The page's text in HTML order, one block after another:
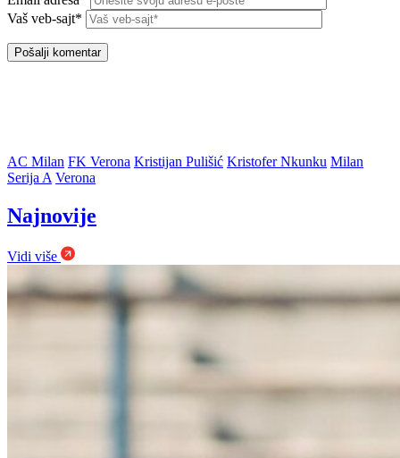
Vaš veb-sajt*
AC Milan FK Verona Kristijan Pulišić Kristofer Nkunku Milan
Serija A Verona
Najnovije
Vidi više